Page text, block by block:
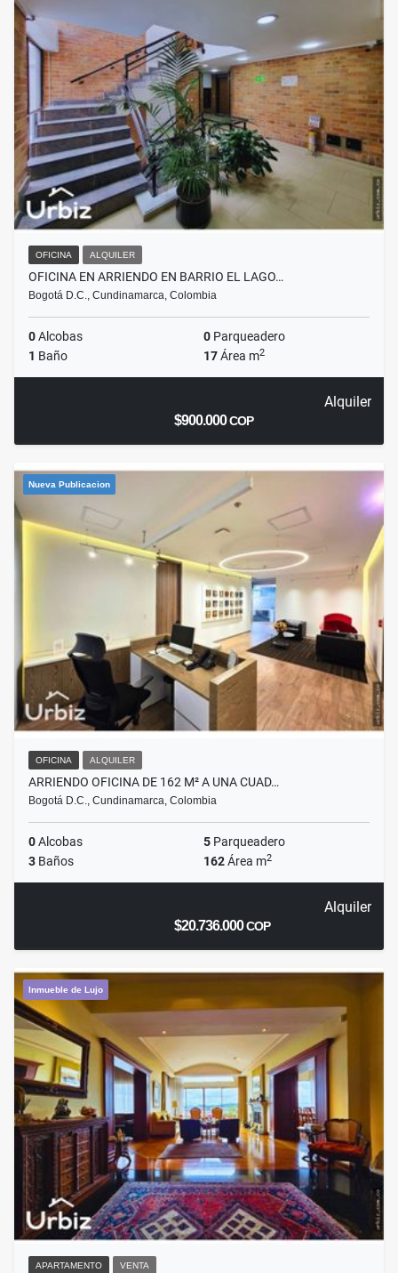
OFICINA ALQUILER
OFICINA EN ARRIENDO EN BARRIO EL LAGO…
Bogotá D.C., Cundinamarca, Colombia
0Alcobas 0 Parqueadero
1 Baño 17Área m2
Alquiler
$900.000COP
Nueva Publicacion
OFICINA ALQUILER
ARRIENDO OFICINA DE 162 M² A UNA CUAD…
Bogotá D.C., Cundinamarca, Colombia
0Alcobas 5 Parqueadero
3 Baños 162Área m2
Alquiler
$20.736.000COP
Inmueble de Lujo
APARTAMENTO VENTA